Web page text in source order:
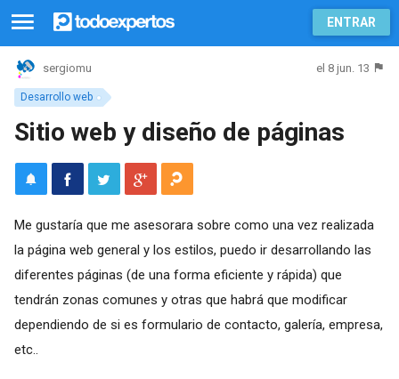
ENTRAR
Desarrollo web
sergiomu el 8 jun. 13
Sitio web y diseño de páginas
Me gustaría que me asesorara sobre como una vez realizada
la página web general y los estilos, puedo ir desarrollando las
diferentes páginas (de una forma eficiente y rápida) que
tendrán zonas comunes y otras que habrá que modificar
dependiendo de si es formulario de contacto, galería, empresa,
etc..